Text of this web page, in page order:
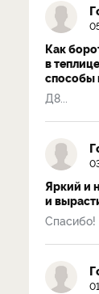
Как
в
способы
Д8...
Яркий и
и
Спасибо!